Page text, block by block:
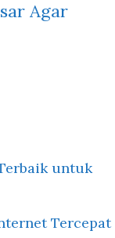
Agar
untuk
Tercepat